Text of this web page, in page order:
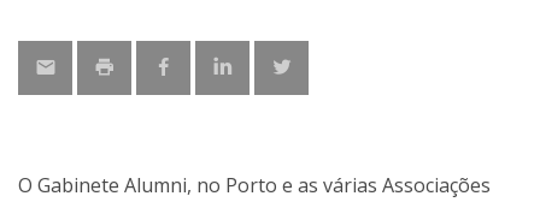
O Gabinete Alumni, no Porto e as várias Associações